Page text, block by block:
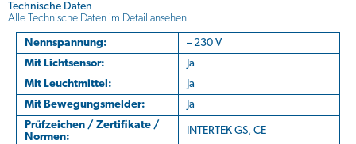
Technische Daten
Alle Technische Daten im Detail ansehen
Nennspannung:
– 230 V
Mit Lichtsensor:
Ja
Mit Leuchtmittel:
Ja
Mit Bewegungsmelder:
Ja
Prüfzeichen / Zertifikate /
Normen:
INTERTEK GS, CE